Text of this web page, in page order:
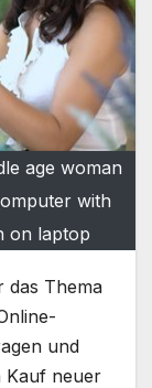
age woman
with
on laptop
das Thema
und
Kauf neuer